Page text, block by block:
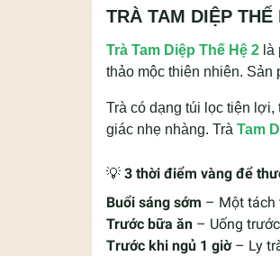
TRÀ TAM DIỆP THẾ
Trà Tam Diệp Thế Hệ 2
thảo mộc thiên nhiên.
Trà có dạng túi lọc tiện
giác nhẹ nhàng. Trà Tam
💡 3 thời điểm vàng để
Buổi sáng sớm – Một tách
Trước bữa ăn – Uống
Trước khi ngủ 1 giờ– Ly